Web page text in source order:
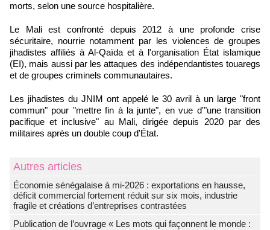
morts, selon une source hospitalière.
Le Mali est confronté depuis 2012 à une profonde crise
sécuritaire, nourrie notamment par les violences de groupes
jihadistes affiliés à Al-Qaïda et à l'organisation État islamique
(EI), mais aussi par les attaques des indépendantistes touaregs
et de groupes criminels communautaires.
Les jihadistes du JNIM ont appelé le 30 avril à un large "front
commun" pour "mettre fin à la junte", en vue d'"une transition
pacifique et inclusive" au Mali, dirigée depuis 2020 par des
militaires après un double coup d'État.
Autres articles
Économie sénégalaise à mi-2026 : exportations en hausse,
déficit commercial fortement réduit sur six mois, industrie
fragile et créations d’entreprises contrastées
Publication de l’ouvrage « Les mots qui façonnent le monde :